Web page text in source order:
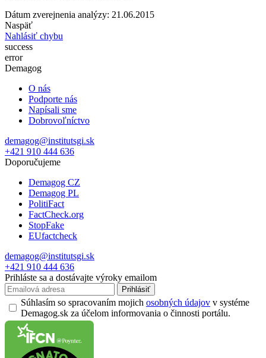
Dátum zverejnenia analýzy: 21.06.2015
Naspäť
Nahlásiť chybu
success
error
Demagog
O nás
Podporte nás
Napísali sme
Dobrovoľníctvo
demagog@institutsgi.sk
+421 910 444 636
Doporučujeme
Demagog CZ
Demagog PL
PolitiFact
FactCheck.org
StopFake
EUfactcheck
demagog@institutsgi.sk
+421 910 444 636
Prihláste sa a dostávajte výroky emailom
Prihlásiť
Súhlasím so spracovaním mojich osobných údajov v systéme
Demagog.sk za účelom informovania o činnosti portálu.